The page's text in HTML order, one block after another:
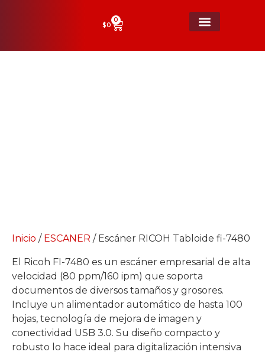
$0
0
Inicio / ESCANER / Escáner RICOH Tabloide fi-7480
El Ricoh FI-7480 es un escáner empresarial de alta
velocidad (80 ppm/160 ipm) que soporta
documentos de diversos tamaños y grosores.
Incluye un alimentador automático de hasta 100
hojas, tecnología de mejora de imagen y
conectividad USB 3.0. Su diseño compacto y
robusto lo hace ideal para digitalización intensiva